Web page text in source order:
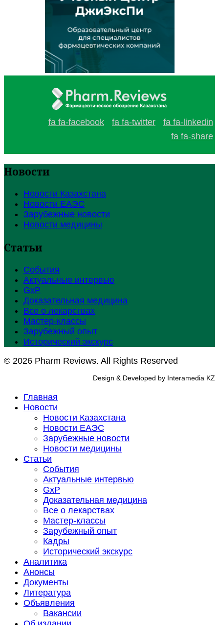
fa fa-facebook fa fa-twitter
fa fa-linkedin
fa fa-share
Новости
Новости Казахстана
Новости ЕАЭС
Зарубежные новости
Новости медицины
Статьи
События
Актуальные интервью
GxP
Доказательная медицина
Все о лекарствах
Мастер-классы
Зарубежный опыт
Исторический экскурс
© 2026 Pharm Reviews. All Rights Reserved
Design & Developed by Interamedia KZ
Главная
Новости
Новости Казахстана
Новости ЕАЭС
Зарубежные новости
Новости медицины
Статьи
События
Актуальные интервью
GxP
Доказательная медицина
Все о лекарствах
Мастер-классы
Зарубежный опыт
Кадры
Исторический экскурс
Аналитика
Анонсы
Документы
Литература
Объявления
Вакансии